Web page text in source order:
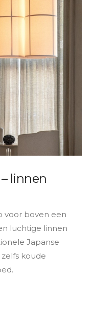
– linnen
voor boven een
luchtige linnen
Japanse
koude